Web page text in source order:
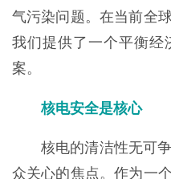
气污染问题。在当前全
我们提供了一个平衡经
案。
核电安全是核心
核电的清洁性无可
众关心的焦点。作为一